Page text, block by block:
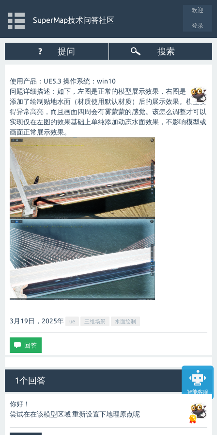
智能客服
欢迎
登录
SuperMap技术问答社区
? 提问 搜索
使用产品：UE5.3 操作系统：win10
问题详细描述：如下，左图是正常的模型展示效果，右图是
添加了绘制贴地水面（材质使用默认材质）后的展示效果。模型变
得异常高亮，而且画面四周会有雾蒙蒙的感觉。该怎么调整才可以
实现仅在左图的效果基础上单纯添加动态水面效果，不影响模型或
画面正常展示效果。
3月19日，2025年 ue 三维场景 水面绘制
1个回答
你好！
尝试在在该模型区域 重新设置下地理原点呢